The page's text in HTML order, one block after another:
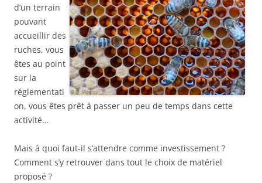
d’un terrain
pouvant
accueillir des
ruches, vous
êtes au point
sur la
réglementati
on, vous êtes prêt à passer un peu de temps dans cette
activité…
Mais à quoi faut-il s’attendre comme investissement ?
Comment s’y retrouver dans tout le choix de matériel
proposé ?